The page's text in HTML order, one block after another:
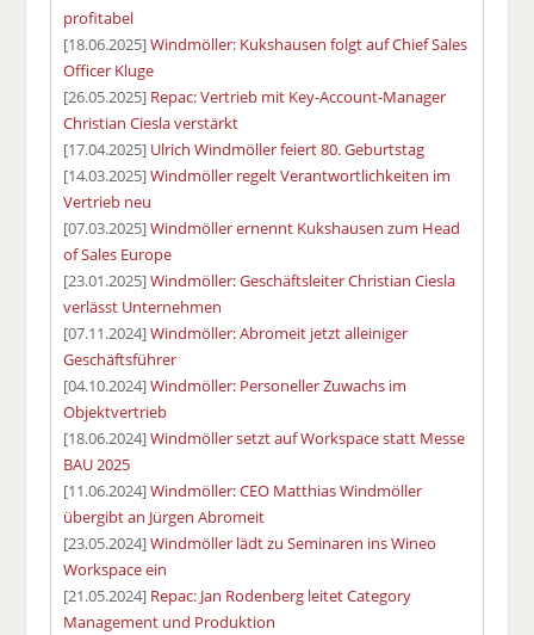
profitabel
[18.06.2025]Windmöller: Kukshausen folgt auf Chief Sales
Officer Kluge
[26.05.2025] Repac: Vertrieb mit Key-Account-Manager
Christian Ciesla verstärkt
[17.04.2025] Ulrich Windmöller feiert 80. Geburtstag
[14.03.2025]Windmöller regelt Verantwortlichkeiten im
Vertrieb neu
[07.03.2025]Windmöller ernennt Kukshausen zum Head
of Sales Europe
[23.01.2025]Windmöller: Geschäftsleiter Christian Ciesla
verlässt Unternehmen
[07.11.2024]Windmöller: Abromeit jetzt alleiniger
Geschäftsführer
[04.10.2024]Windmöller: Personeller Zuwachs im
Objektvertrieb
[18.06.2024]Windmöller setzt auf Workspace statt Messe
BAU 2025
[11.06.2024]Windmöller: CEO Matthias Windmöller
übergibt an Jürgen Abromeit
[23.05.2024]Windmöller lädt zu Seminaren ins Wineo
Workspace ein
[21.05.2024] Repac: Jan Rodenberg leitet Category
Management und Produktion